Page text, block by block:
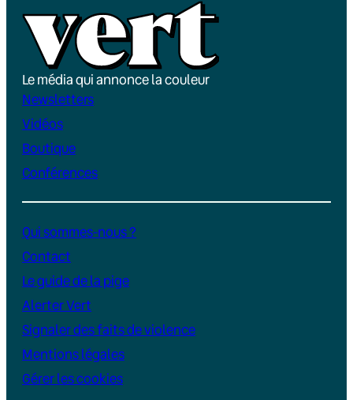
Le média qui annonce la couleur
Newsletters
Vidéos
Boutique
Conférences
Qui sommes-nous ?
Contact
Le guide de la pige
Alerter Vert
Signaler des faits de violence
Mentions légales
Gérer les cookies